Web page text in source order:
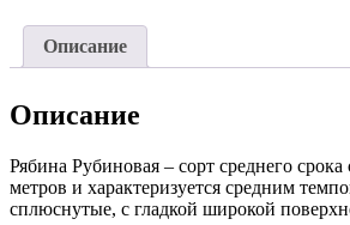
Описание
Описание
Рябина Рубиновая – сорт среднего
метров и характеризуется средним
сплюснутые, с гладкой широкой